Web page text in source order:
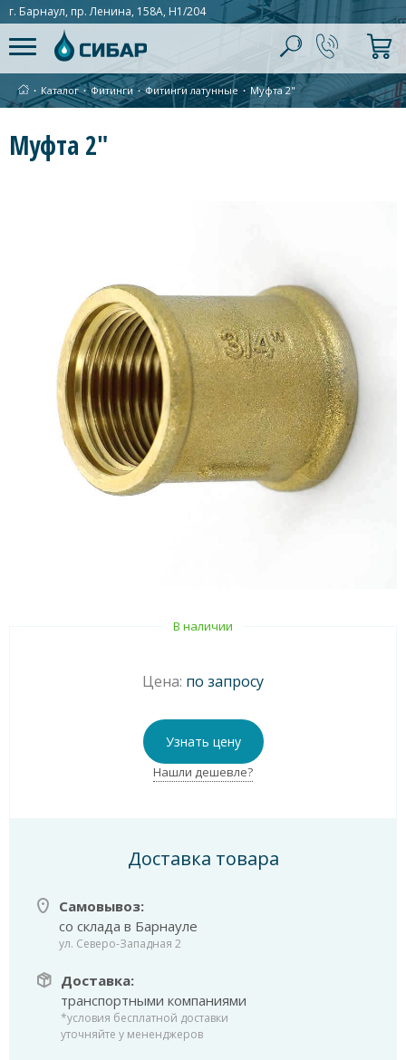
г. Барнаул, пр. Ленина, 158А, Н1/204
∙ Каталог ∙Фитинги ∙Фитинги латунные ∙ Муфта 2"
Муфта 2"
В наличии
Цена: по запросу
Узнать цену
Нашли дешевле?
Доставка товара
Самовывоз:
со склада в Барнауле
ул. Северо-Западная 2
Доставка:
транспортными компаниями
*условия бесплатной доставки
уточняйте у мененджеров